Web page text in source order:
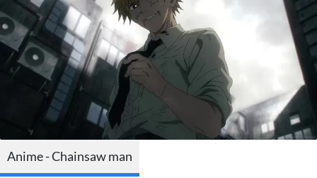
Anime - Chainsaw man